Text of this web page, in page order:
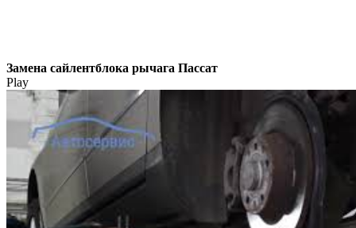
Замена сайлентблока рычага Пассат
Play